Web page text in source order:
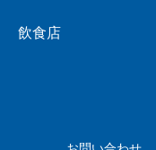
飲食店